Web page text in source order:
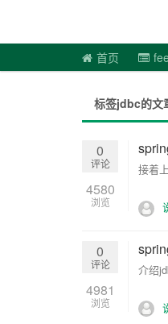
首页
标签jdbc的文
0
评论
4580
浏览
接着
0
评论
4981
浏览
介绍